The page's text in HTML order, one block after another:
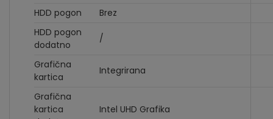
HDD pogon
Brez
HDD pogon
dodatno
/
Grafična
kartica
Integrirana
Grafična
kartica
Intel UHD Grafika